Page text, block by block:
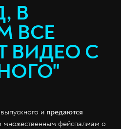
В
ВСЕ
ВИДЕО С
и предаются
множественным фейспалмам о